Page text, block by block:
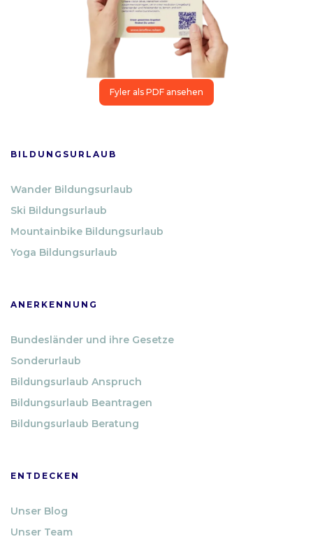
Fyler als PDF ansehen
BILDUNGSURLAUB
Wander Bildungsurlaub
Ski Bildungsurlaub
Mountainbike Bildungsurlaub
Yoga Bildungsurlaub
ANERKENNUNG
Bundesländer und ihre Gesetze
Sonderurlaub
Bildungsurlaub Anspruch
Bildungsurlaub Beantragen
Bildungsurlaub Beratung
ENTDECKEN
Unser Blog
Unser Team